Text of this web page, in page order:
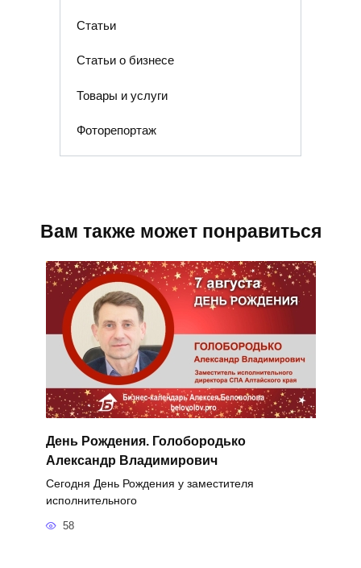
Статьи
Статьи о бизнесе
Товары и услуги
Фоторепортаж
Вам также может понравиться
День Рождения. Голобородько
Александр Владимирович
Сегодня День Рождения у заместителя
исполнительного
58